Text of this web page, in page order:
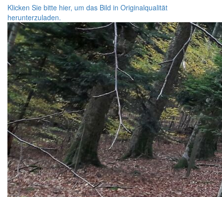
Klicken Sie bitte hier, um das Bild in Originalqualität
herunterzuladen.